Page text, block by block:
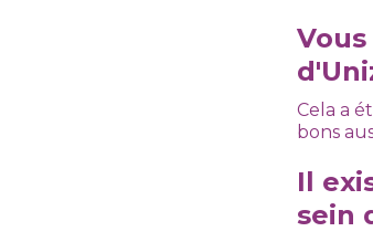
Cela a
bons
Il
sein